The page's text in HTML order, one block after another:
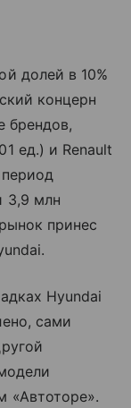
долей в 10%
концерн
брендов,
ед.) и Renault
3,9 млн
принес
Hyundai
сами
«Автоторе».